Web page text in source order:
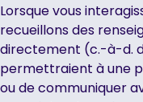
Lorsque vous
recueillons des
directement (c.-à-d.
permettraient à une
ou de communiquer